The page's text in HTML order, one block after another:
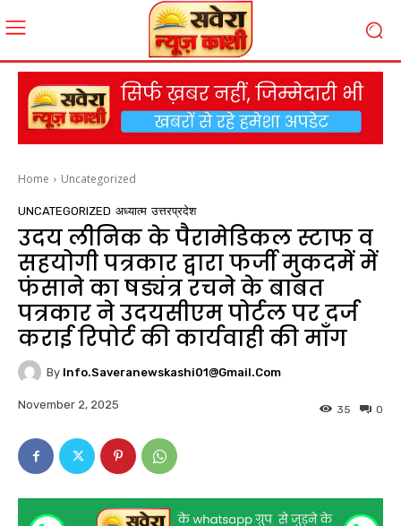
Home Uncategorized
UNCATEGORIZED अध्यात्म उत्तरप्रदेश
उदय लीनिक के पैरामेडिकल स्टाफ व
सहयोगी पत्रकार द्वारा फर्जी मुकदमें में
फंसाने का षड्यंत्र रचने के बाबत
पत्रकार ने उदयसीएम पोर्टल पर दर्ज
कराई रिपोर्ट की कार्यवाही की माँग
By Info.saveranewskashi01@gmail.com
November 2, 2025 0
35